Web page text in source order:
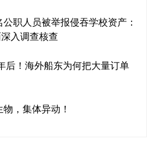
职人员被举报侵吞学校资产：
入调查核查
后！海外船东为何把大量订单
，集体异动！